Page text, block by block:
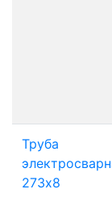
Труба
273х8